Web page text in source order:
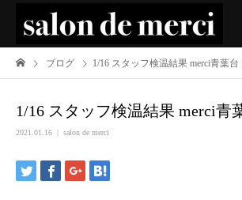
ブログ 1/16 スタッフ検温結果 merci青葉台
1/16 スタッフ検温結果 merci青
2021.01.16 salon de merci